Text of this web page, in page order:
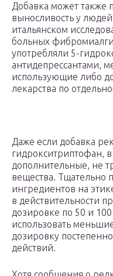
Добавка может также
выносливость у
итальянском
больных
употребляли 5-
антидепрессантами,
использующие либо
лекарства по
Даже если добавка
гидрокситриптофан, в
дополнительные, не
вещества. Тщательно
ингредиентов на
в действительности
дозировке по 50 и
использовать
дозировку
действий.